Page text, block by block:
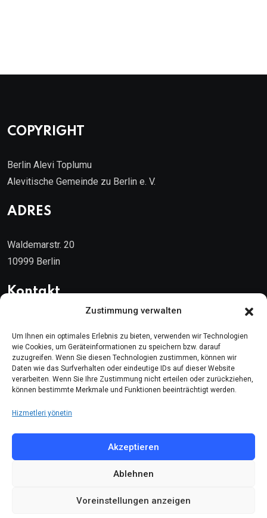
Zustimmung verwalten
Um Ihnen ein optimales Erlebnis zu bieten, verwenden wir Technologien
wie Cookies, um Geräteinformationen zu speichern bzw. darauf
zuzugreifen. Wenn Sie diesen Technologien zustimmen, können wir
Daten wie das Surfverhalten oder eindeutige IDs auf dieser Website
verarbeiten. Wenn Sie Ihre Zustimmung nicht erteilen oder zurückziehen,
können bestimmte Merkmale und Funktionen beeinträchtigt werden.
Hizmetleri yönetin
Akzeptieren
Ablehnen
Voreinstellungen anzeigen
COPYRIGHT
Berlin Alevi Toplumu
Alevitische Gemeinde zu Berlin e. V.
ADRES
Waldemarstr. 20
10999 Berlin
Kontakt
Faks : (030) 616 58 395
E-Posta: cemevi@alevi.org
Künye